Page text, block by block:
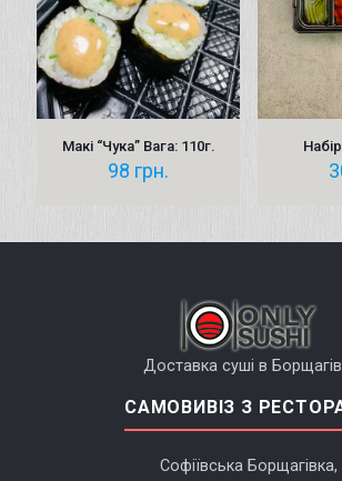
Макі “Чука” Вага: 110г.
98 грн.
Доставка суші в
САМОВИВІЗ З
Софіївська Борщагівка,